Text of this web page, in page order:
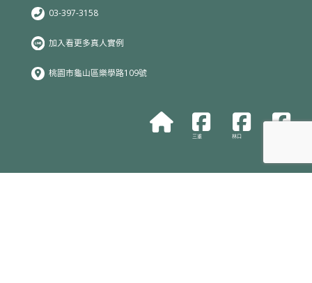
03-397-3158
加入看更多真人實例
桃園市龜山區樂學路109號